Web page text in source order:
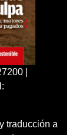
|
traducción a